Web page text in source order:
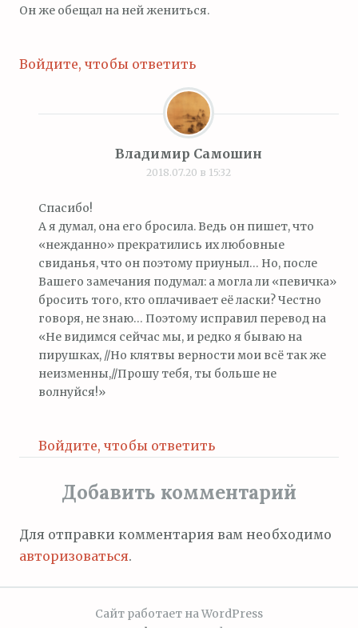
Он же обещал на ней жениться.
Войдите, чтобы ответить
Владимир Самошин
2018.07.20 в 15:32
Спасибо!
А я думал, она его бросила. Ведь он пишет, что
«нежданно» прекратились их любовные
свиданья, что он поэтому приуныл… Но, после
Вашего замечания подумал: а могла ли «певичка»
бросить того, кто оплачивает её ласки? Честно
говоря, не знаю… Поэтому исправил перевод на
«Не видимся сейчас мы, и редко я бываю на
пирушках, //Но клятвы верности мои всё так же
неизменны,//Прошу тебя, ты больше не
волнуйся!»
Войдите, чтобы ответить
Добавить комментарий
Для отправки комментария вам необходимо
авторизоваться.
Сайт работает на WordPress